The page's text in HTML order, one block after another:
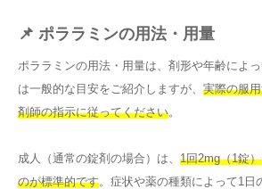
📌 ポララミンの用法・用量
ポララミンの用法・用量は、剤形や年齢によ
は一般的な目安をご紹介しますが、 実際の服
剤師の指示に従ってください。
成人（通常の錠剤の場合）は、 1回2mg（1錠
のが標準的です。症状や薬の種類によって1日